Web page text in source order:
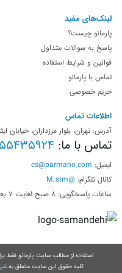
لینک‌های مفید
پارمانو چیست؟
پاسخ به سوالات متداول
قوانین و شرایط استفاده
تماس با پارمانو
حریم خصوصی
اطلاعات تماس
آدرس: تهران، بلوار مرزداران، خیابان ایثار،
تماس با ما: 55435924 - 021
ایمیل: cs@parmano.com
کانال تلگرام: @M_stm
ساعات پاسخگویی: 8 صبح لغایت 7 بعدازظهر
استفاده از مطالب سایت پارمانو فقط
کلیه حقوق این سایت متعلق به